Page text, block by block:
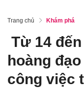
Trang chủ Khám phá
Từ 14
hoàng
công việc